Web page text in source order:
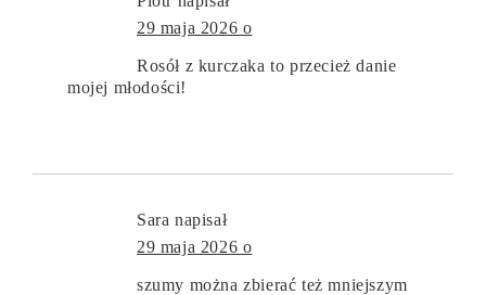
29 maja 2026 o
Rosół z kurczaka to przecież danie
mojej młodości!
Sara napisał
29 maja 2026 o
szumy można zbierać też mniejszym